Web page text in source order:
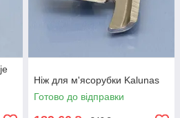
Ніж для м'ясорубки Kalunas
Готово до відправки